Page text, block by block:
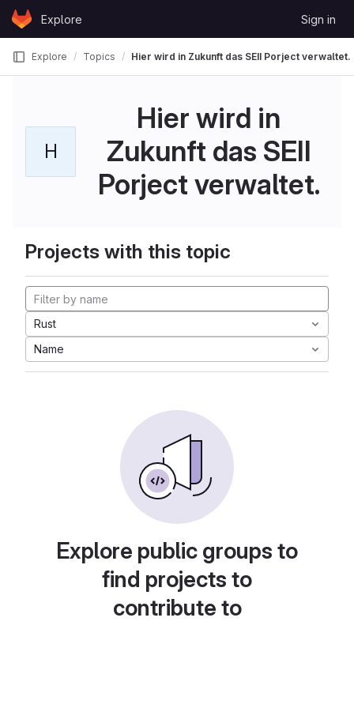
Skip to content
GitLabExplore Sign in
Explore Topics Hier wird in Zukunft das SEII Porject verwaltet.
H
Hier wird in
Zukunft das SEII
Porject verwaltet.
Projects with this topic
Rust
Name
Explore public groups to
find projects to
contribute to